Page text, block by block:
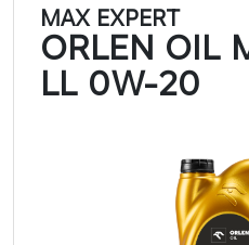
MAX EXPERT
ORLEN OIL
LL 0W-20